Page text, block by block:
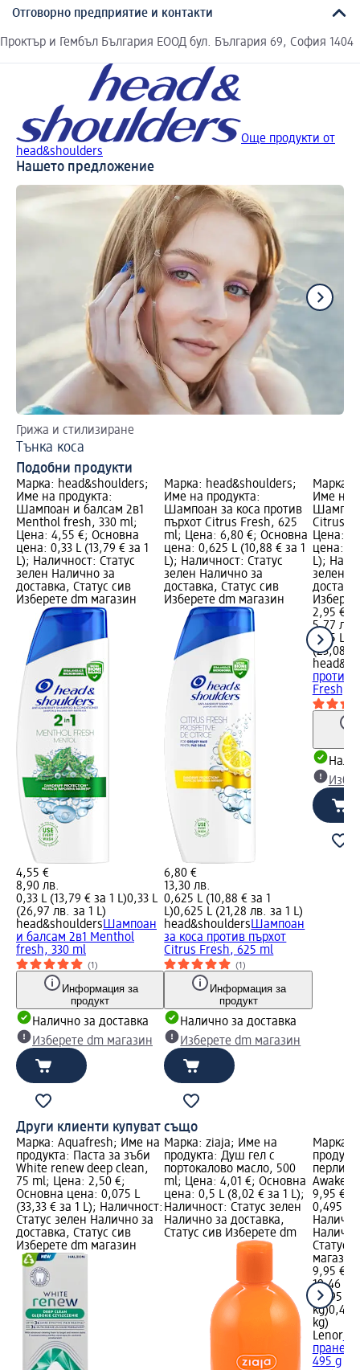
Отговорно предприятие и контакти
Проктър и Гембъл България ЕООД бул. България 69, София 1404
Още продукти от
head&shoulders
Нашето предложение
Грижа и стилизиране
Tънка коса
Подобни продукти
Марка: head&shoulders;
Име на продукта:
Шампоан и балсам 2в1
Menthol fresh, 330 ml;
Цена: 4,55 €; Основна
цена: 0,33 L (13,79 € за 1
L); Наличност: Статус
зелен Налично за
доставка, Статус сив
Изберете dm магазин
4,55 €
8,90 лв.
0,33 L (13,79 € за 1 L)0,33 L
(26,97 лв. за 1 L)
head&shouldersШампоан
и балсам 2в1 Menthol
fresh, 330 ml
(1)
Информация за
продукт
Налично за доставка
Изберете dm магазин
Марка: head&shoulders;
Име на продукта:
Шампоан за коса против
пърхот Citrus Fresh, 625
ml; Цена: 6,80 €; Основна
цена: 0,625 L (10,88 € за 1
L); Наличност: Статус
зелен Налично за
доставка, Статус сив
Изберете dm магазин
6,80 €
13,30 лв.
0,625 L (10,88 € за 1
L)0,625 L (21,28 лв. за 1 L)
head&shouldersШампоан
за коса против пърхот
Citrus Fresh, 625 ml
(1)
Информация за
продукт
Налично за доставка
Изберете dm магазин
Марка:
Име на
Citrus
Цена:
цена:
L);
зелен
2,95 €
5,77 лв.
0,25 L
(23,08
против
Fresh,
Други клиенти купуват също
Марка: Aquafresh; Име на
продукта: Паста за зъби
White renew deep clean,
75 ml; Цена: 2,50 €;
Основна цена: 0,075 L
(33,33 € за 1 L); Наличност:
Статус зелен Налично за
доставка, Статус сив
Изберете dm магазин
Марка: ziaja; Име на
продукта: Душ гел с
портокалово масло, 500
ml; Цена: 4,01 €; Основна
цена: 0,5 L (8,02 € за 1 L);
Наличност: Статус зелен
Налично за доставка,
Статус сив Изберете dm
Марка:
перли
9,95 €;
0,495 kg
Статус
магазин
9,95 €
19,46 лв.
0,495
kg)0,495
kg)
Lenor
пране
495 g